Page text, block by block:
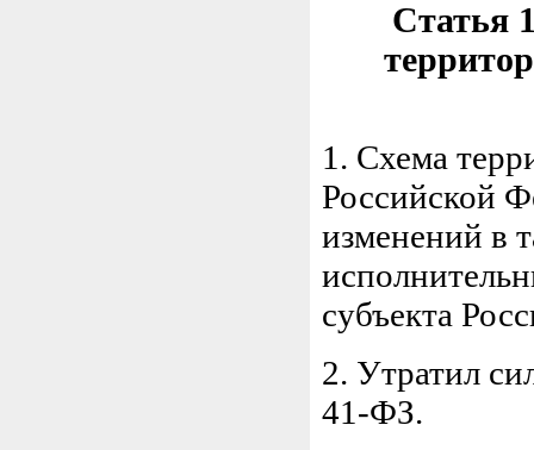
Статья
1. Схема
Российской
изменений в
субъекта
2. Утратил
41-ФЗ.